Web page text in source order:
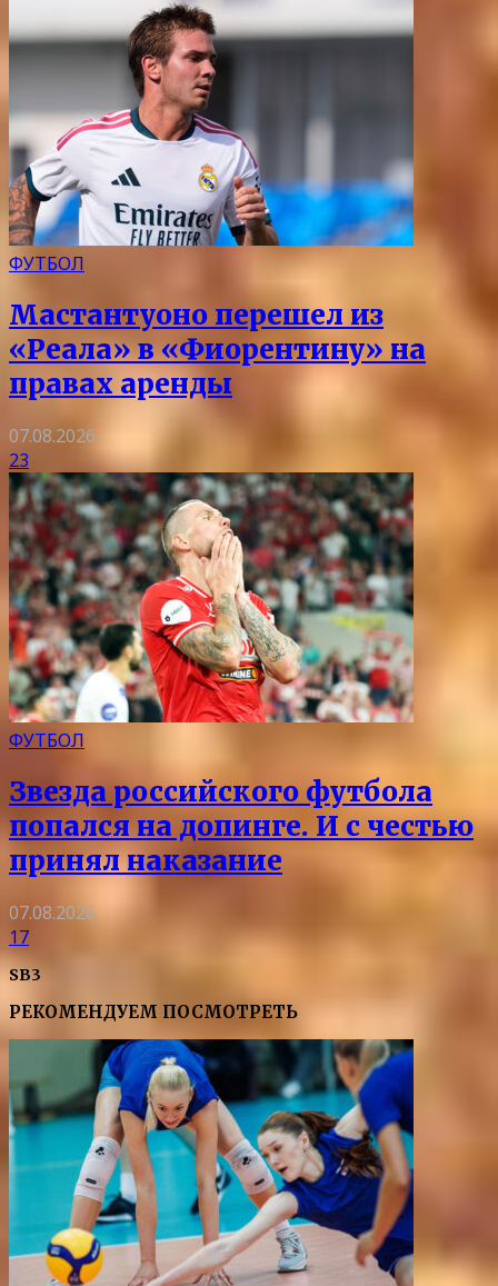
ФУТБОЛ
Мастантуоно перешел из
«Реала» в «Фиорентину» на
правах аренды
07.08.2026
23
ФУТБОЛ
Звезда российского футбола
попался на допинге. И с честью
принял наказание
07.08.2026
17
SB3
РЕКОМЕНДУЕМ ПОСМОТРЕТЬ